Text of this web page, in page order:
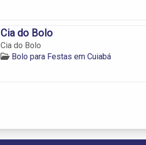
Cia do Bolo
Cia do Bolo
Bolo para Festas em Cuiabá